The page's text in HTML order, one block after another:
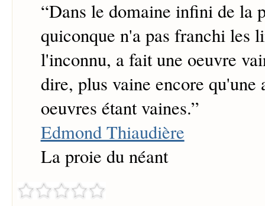
“Dans le domaine infini de la
quiconque n'a pas franchi les
l'inconnu, a fait une oeuvre
dire, plus vaine encore qu'une
oeuvres étant vaines.”
Edmond Thiaudière
La proie du néant